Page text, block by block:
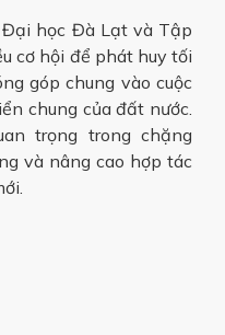
Đại học Đà Lạt và Tập
cơ hội để phát huy tối
góp chung vào cuộc
chung của đất nước.
trọng trong chặng
và nâng cao hợp tác